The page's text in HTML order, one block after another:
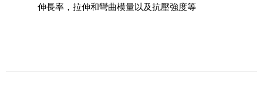
伸長率，拉伸和彎曲模量以及抗壓強度等